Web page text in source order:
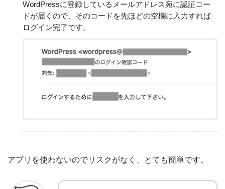
WordPressに登録しているメールアドレス宛に認証コー
ドが届くので、そのコードを先ほどの空欄に入力すれば
ログイン完了です。
アプリを使わないのでリスクがなく、とても簡単です。